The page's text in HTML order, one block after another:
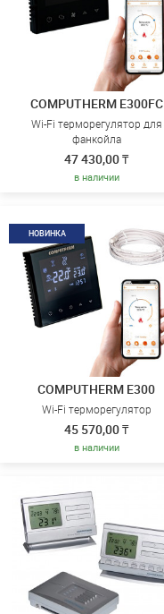
COMPUTHERM E300FC
Wi-Fi терморегулятор для
фанкойла
47 430,00 ₸
в наличии
НОВИНКА
COMPUTHERM E300
Wi-Fi терморегулятор
45 570,00 ₸
в наличии